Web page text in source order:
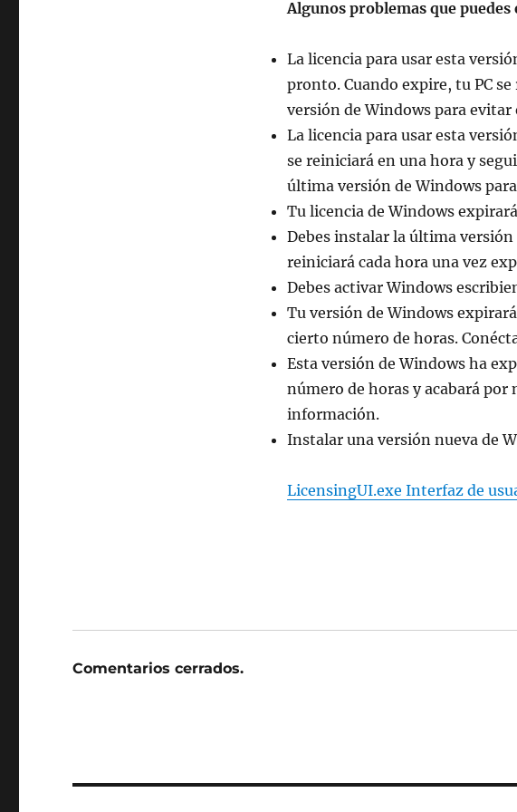
Algunos problemas que
La licencia para usar esta
pronto. Cuando expire, tu PC
versión de Windows para
La licencia para usar esta
se reiniciará en una hora y
última versión de Windows
Tu licencia de Windows
Debes instalar la última versión
reiniciará cada hora una vez
Debes activar Windows
Tu versión de Windows
cierto número de horas.
Esta versión de Windows ha
número de horas y acabará por
información.
Instalar una versión nueva de
LicensingUI.exe Interfaz de
Comentarios cerrados.